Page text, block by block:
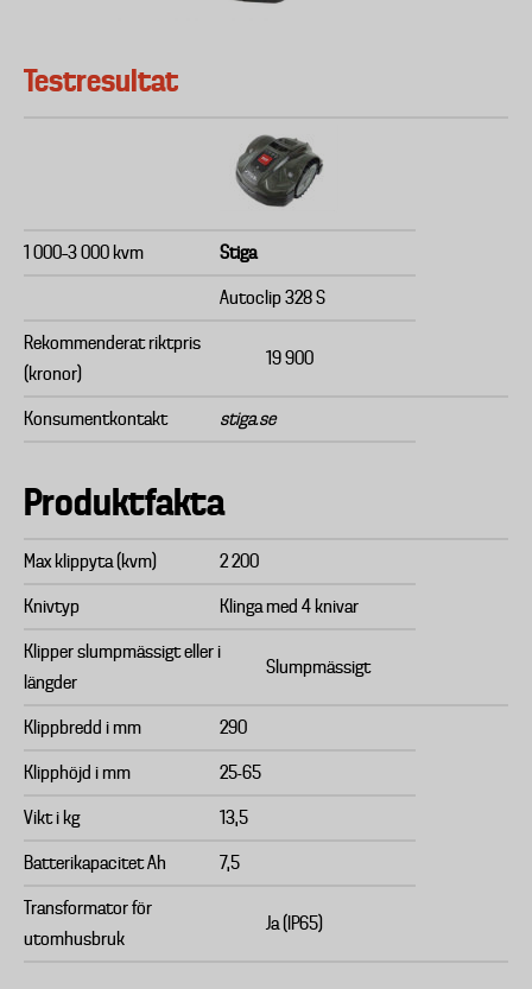
Testresultat
1 000–3 000 kvm Stiga
Autoclip 328 S
Rekommenderat riktpris
(kronor)
19 900
Konsumentkontakt stiga.se
Produktfakta
Max klippyta (kvm) 2 200
Knivtyp Klinga med 4 knivar
Klipper slumpmässigt eller i
längder
Slumpmässigt
Klippbredd i mm 290
Klipphöjd i mm 25-65
Vikt i kg 13,5
Batterikapacitet Ah 7,5
Transformator för
utomhusbruk
Ja (IP65)